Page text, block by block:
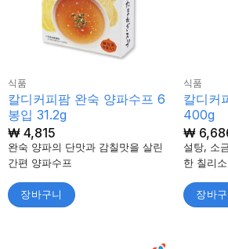
식품
칼디커피팜 완숙 양파수프 6
봉입 31.2g
₩4,815
완숙 양파의 단맛과 감칠맛을 살린
간편 양파수프
장바구니
식품
칼디커
400g
₩
설탕, 소
한 칠리
장바구